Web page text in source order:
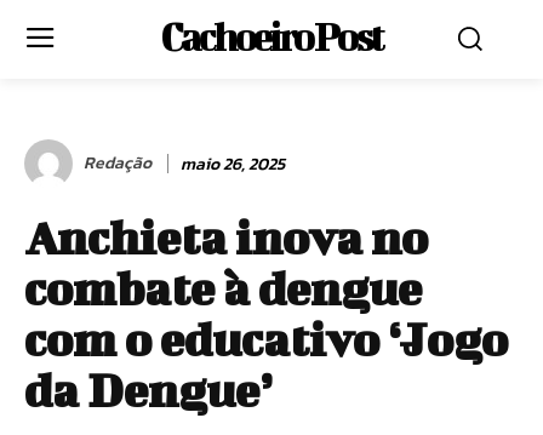
Cachoeiro Post
Redação maio 26, 2025
Anchieta inova no
combate à dengue
com o educativo ‘Jogo
da Dengue’